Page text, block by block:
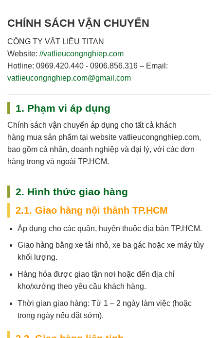
CHÍNH SÁCH VẬN CHUYỂN
CÔNG TY VẬT LIỆU TITAN
Website: //vatlieucongnghiep.com
Hotline: 0969.420.440 - 0906.856.316 – Email:
vatlieucongnghiep.com@gmail.com
1. Phạm vi áp dụng
Chính sách vận chuyển áp dụng cho tất cả khách
hàng mua sản phẩm tại website vatlieucongnghiep.com,
bao gồm cá nhân, doanh nghiệp và đại lý, với các đơn
hàng trong và ngoài TP.HCM.
2. Hình thức giao hàng
2.1. Giao hàng nội thành TP.HCM
Áp dụng cho các quận, huyện thuộc địa bàn TP.HCM.
Giao hàng bằng xe tải nhỏ, xe ba gác hoặc xe máy tùy
khối lượng.
Hàng hóa được giao tận nơi hoặc đến địa chỉ
kho/xưởng theo yêu cầu khách hàng.
Thời gian giao hàng: Từ 1 – 2 ngày làm việc (hoặc
trong ngày nếu đặt sớm).